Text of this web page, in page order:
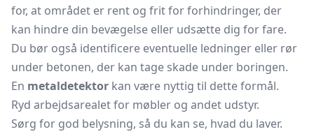
for, at området er rent og frit for forhindringer, der
kan hindre din bevægelse eller udsætte dig for fare.
Du bør også identificere eventuelle ledninger eller rør
under betonen, der kan tage skade under boringen.
En metaldetektor kan være nyttig til dette formål.
Ryd arbejdsarealet for møbler og andet udstyr.
Sørg for god belysning, så du kan se, hvad du laver.